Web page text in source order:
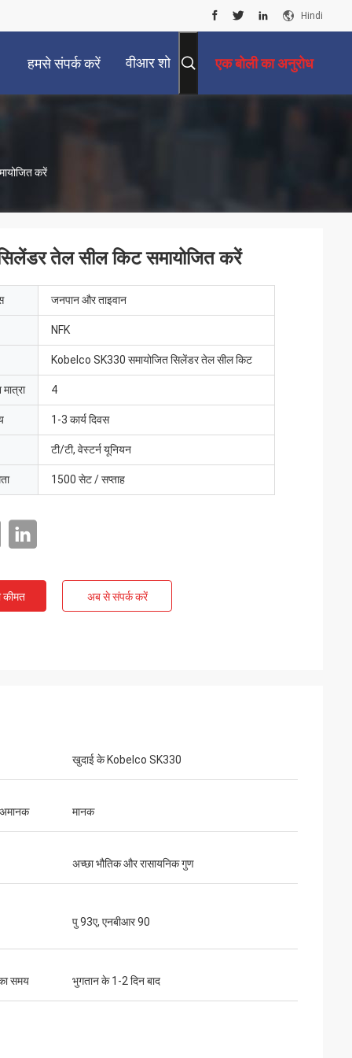
Hindi
हमसे संपर्क करें वीआर शो एक बोली का अनुरोध
करें
तेल सील किट समायोजित करें
जनपान और ताइवान
NFK
Kobelco SK330 समायोजित सिलेंडर तेल सील किट
4
1-3 कार्य दिवस
टी/टी, वेस्टर्न यूनियन
1500 सेट / सप्ताह
कीमत अब से संपर्क करें
खुदाई के Kobelco SK330
मानक
अच्छा भौतिक और रासायनिक गुण
पु 93ए, एनबीआर 90
समय भुगतान के 1-2 दिन बाद